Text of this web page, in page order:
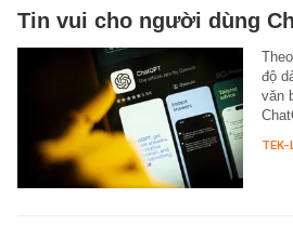
Tin vui cho người dùng
độ
văn
TEK-